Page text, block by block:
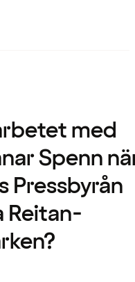
med
Spenn
Pressbyrån
Reitan-